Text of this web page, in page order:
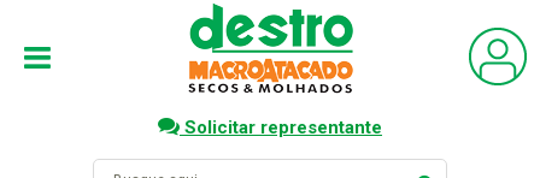
Solicitar representante